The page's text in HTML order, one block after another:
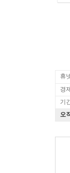
휴
경
기
오